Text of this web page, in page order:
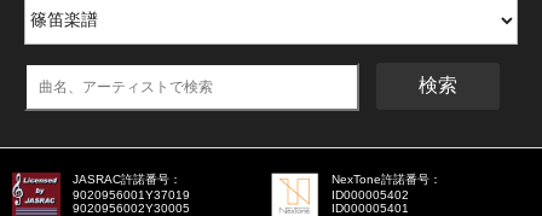
検索
JASRAC許諾番号：
9020956001Y37019
9020956002Y30005
NexTone許諾番号：
ID000005402
ID000005401